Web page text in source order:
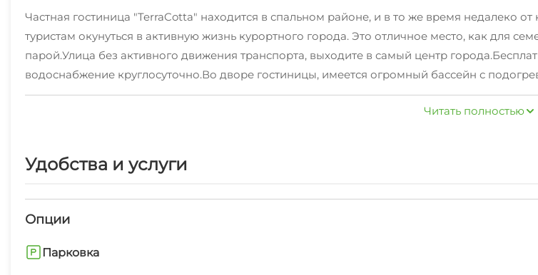
Частная гостиница "TerraCotta" находится в спальном районе, и в то же время недалеко
туристам окунуться в активную жизнь курортного города. Это отличное место, как для
парой.Улица без активного движения транспорта, выходите в самый центр
водоснабжение круглосуточно.Во дворе гостиницы, имеется огромный бассейн с
предоставляется уголок с домиком и игрушками - что позволит взрослым наслаждаться
за детьми. Рядом с бассейном имеется мангал, множество столов для пикника, качели,
Читать полностью
Удобства и услуги
Опции
Парковка